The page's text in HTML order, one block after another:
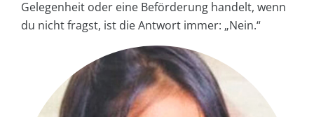
Gelegenheit oder eine Beförderung handelt, wenn
du nicht fragst, ist die Antwort immer: „Nein.“